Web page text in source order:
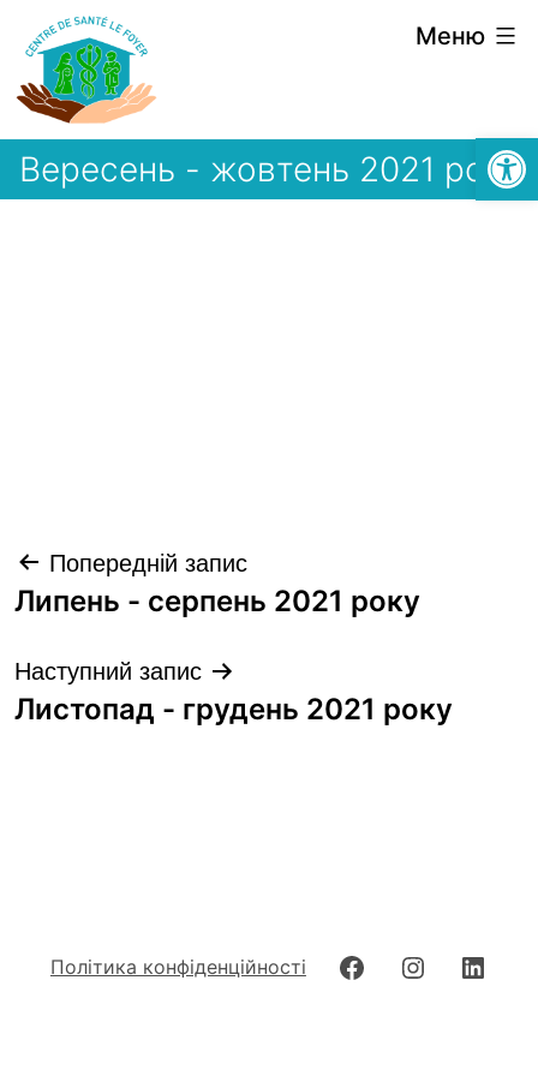
Перейти
до
вмісту
Меню
Вересень - жовтень 2021 року
Навігація
записів
Попередній запис
Липень - серпень 2021 року
Наступний запис
Листопад - грудень 2021 року
Політика конфіденційності FacebookInstagram